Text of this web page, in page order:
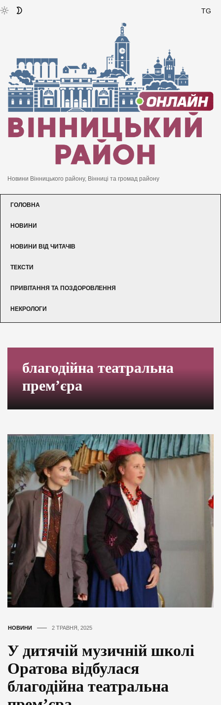
TG
Новини Вінницького району, Вінниці та громад району
ГОЛОВНА
НОВИНИ
НОВИНИ ВІД ЧИТАЧІВ
ТЕКСТИ
ПРИВІТАННЯ ТА ПОЗДОРОВЛЕННЯ
НЕКРОЛОГИ
благодійна театральна
прем’єра
НОВИНИ 2 ТРАВНЯ, 2025
У дитячій музичній школі
Оратова відбулася
благодійна театральна